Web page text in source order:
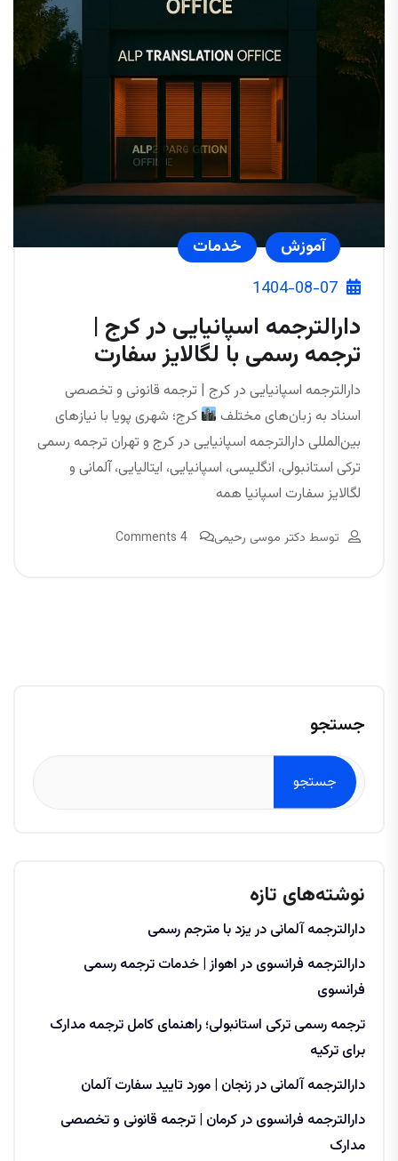
آموزش
خدمات
1404-08-07
دارالترجمه اسپانیایی در کرج |
ترجمه رسمی با لگالایز سفارت
دارالترجمه اسپانیایی در کرج | ترجمه قانونی و تخصصی
اسناد به زبان‌های مختلف
کرج؛ شهری پویا با نیازهای
بین‌المللی دارالترجمه اسپانیایی در کرج و تهران ترجمه رسمی
ترکی استانبولی، انگلیسی، اسپانیایی، ایتالیایی، آلمانی و
لگالایز سفارت اسپانیا همه
توسط دکتر موسی رحیمی 4 Comments
جستجو
جستجو
نوشته‌های تازه
دارالترجمه آلمانی در یزد با مترجم رسمی
دارالترجمه فرانسوی در اهواز | خدمات ترجمه رسمی
فرانسوی
ترجمه رسمی ترکی استانبولی؛ راهنمای کامل ترجمه مدارک
برای ترکیه
دارالترجمه آلمانی در زنجان | مورد تایید سفارت آلمان
دارالترجمه فرانسوی در کرمان | ترجمه قانونی و تخصصی
مدارک